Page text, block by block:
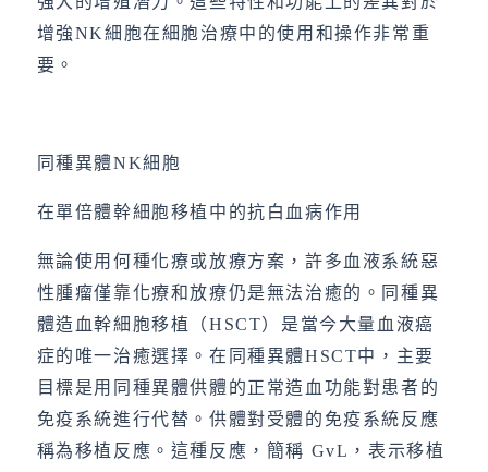
增強NK細胞在細胞治療中的使用和操作非常重
要。
同種異體NK細胞
在單倍體幹細胞移植中的抗白血病作用
無論使用何種化療或放療方案，許多血液系統惡
性腫瘤僅靠化療和放療仍是無法治癒的。同種異
體造血幹細胞移植（HSCT）是當今大量血液癌
症的唯一治癒選擇。在同種異體HSCT中，主要
目標是用同種異體供體的正常造血功能對患者的
免疫系統進行代替。供體對受體的免疫系統反應
稱為移植反應。這種反應，簡稱 GvL，表示移植